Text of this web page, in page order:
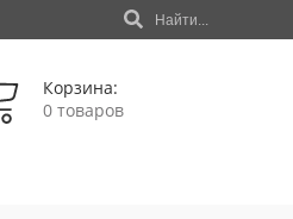
Найти...
Корзина:
0 товаров